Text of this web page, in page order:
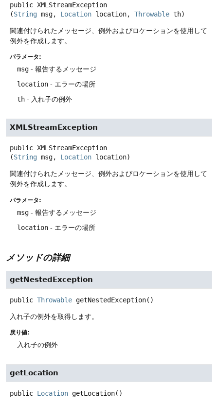
public XMLStreamException
(String msg, Location location, Throwable th)
関連付けられたメッセージ、例外およびロケーションを使用して
例外を作成します。
パラメータ:
msg - 報告するメッセージ
location - エラーの場所
th - 入れ子の例外
XMLStreamException
public XMLStreamException
(String msg, Location location)
関連付けられたメッセージ、例外およびロケーションを使用して
例外を作成します。
パラメータ:
msg - 報告するメッセージ
location - エラーの場所
メソッドの詳細
getNestedException
public Throwable getNestedException()
入れ子の例外を取得します。
戻り値:
入れ子の例外
getLocation
public Location getLocation()